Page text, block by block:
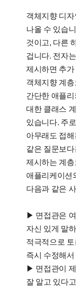
객체지향 디
나올 수 있습
것이고, 다른
겁니다. 전자
제시하면 추
객체지향 계
간단한 애플
대한 클래스
있습니다. 주
아무래도 접
같은 질문보
제시하는 계
애플리케이션
다음과 같은
▶ 면접관은
자신 있게 말
적극적으로
즉시 수정해
▶ 면접관이
잘 알고 있다